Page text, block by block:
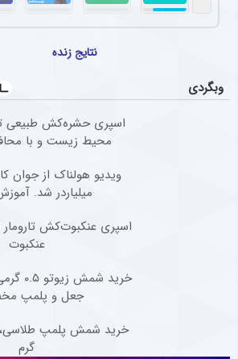
یحیی گل‌محمدی و علیرضا منصوریان پیش از دیدار
از چوب تاک برای چشم زخم تا جوراب شانس؛ عقاید عجیب
از پوشیدن یک جوراب خاص و ورود با پای راست به
آهنگ‌هایی که در تاریخ فوتبال ماندگار شدند؛ از ورزشگاه‌های
اگر به دنبال بهترین آهنگ فوتبالی هستید، بهتر است
نتایج زنده
وبگردی
اسپری حشره‌کش طبیعی
محیط زیست و با
ویدیو هولناک از جوان
میلیاردر شد.
اسپری عنکبوت‌‌کش تارومار
عنکبوت
جعل و پلمپ
گرم